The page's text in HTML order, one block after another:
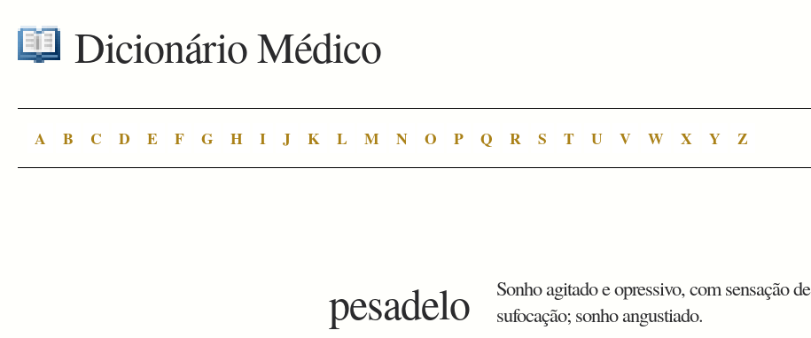
Dicionário Médico
A B C D E F G H I J K L M N O P Q R S T U V W X Y Z
pesadelo
Sonho agitado e opressivo, com sensação de
sufocação; sonho angustiado.